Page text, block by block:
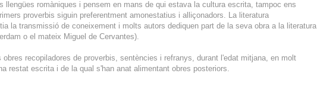
llengües romàniques i pensem en mans de qui estava la cultura escrita, tampoc ens
proverbis siguin preferentment amonestatius i alliçonadors. La literatura
la transmissió de coneixement i molts autors dediquen part de la seva obra a la literatura
o el mateix Miguel de Cervantes).
recopiladores de proverbis, sentències i refranys, durant l'edat mitjana, en molt
restat escrita i de la qual s'han anat alimentant obres posteriors.